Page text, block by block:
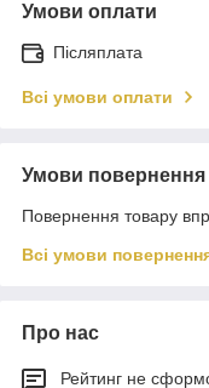
Умови оплати
Післяплата
Всі умови оплати
Умови повернення
Повернення товару
Всі умови
Про нас
Рейтинг не